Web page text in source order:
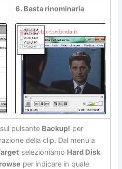
6. Basta rinominarla
pulsante Backup! per
della clip. Dal menu a
selezioniamo Hard Disk
per indicare in quale